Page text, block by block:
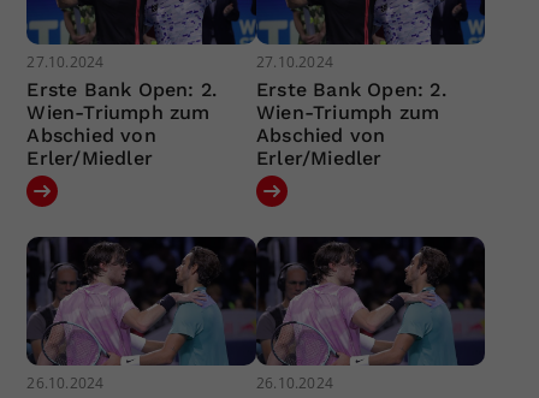
27.10.2024
Erste Bank Open: 2.
Wien-Triumph zum
Abschied von
Erler/Miedler
27.10.2024
Erste Bank Open: 2.
Wien-Triumph zum
Abschied von
Erler/Miedler
26.10.2024 26.10.2024